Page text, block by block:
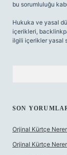
bu sorumluluğu
Hukuka ve yasal
içerikleri,
ilgili içerikler yasal
SON
Orjinal Kürtçe
Orjinal Kürtçe